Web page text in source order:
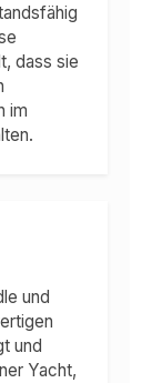
dass sie
im
und
und
Yacht,